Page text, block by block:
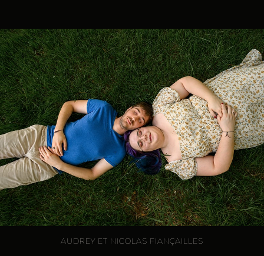
AUDREY ET NICOLAS FIANÇAILLES